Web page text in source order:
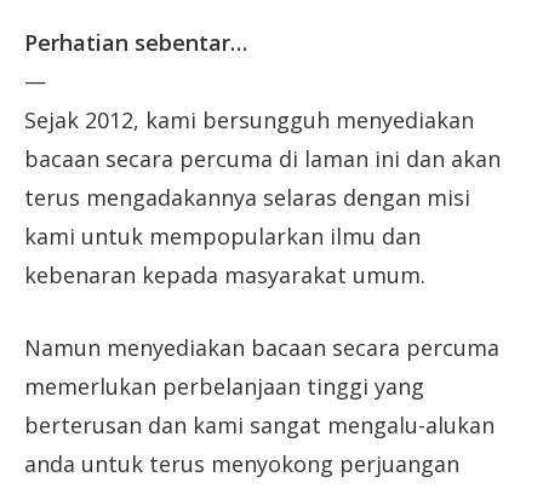
Perhatian sebentar…
—
Sejak 2012, kami bersungguh menyediakan
bacaan secara percuma di laman ini dan akan
terus mengadakannya selaras dengan misi
kami untuk mempopularkan ilmu dan
kebenaran kepada masyarakat umum.
Namun menyediakan bacaan secara percuma
memerlukan perbelanjaan tinggi yang
berterusan dan kami sangat mengalu-alukan
anda untuk terus menyokong perjuangan